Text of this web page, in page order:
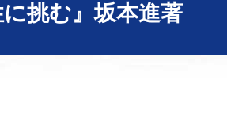
に挑む』坂本進著